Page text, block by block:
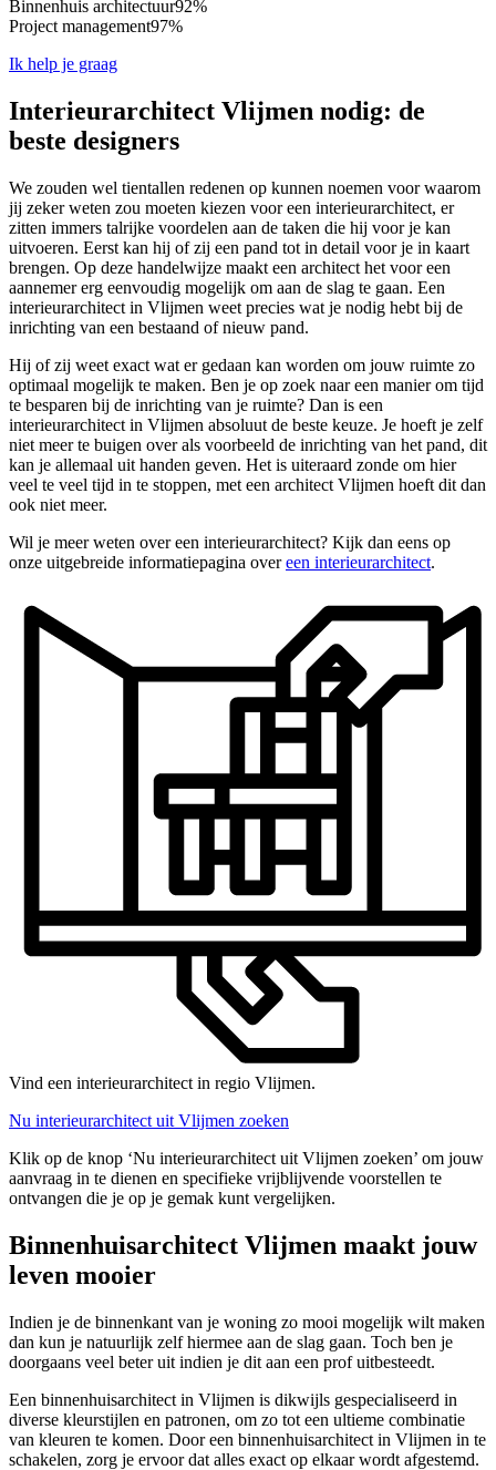
Binnenhuis architectuur92%
Project management97%
Ik help je graag
Interieurarchitect Vlijmen nodig: de
beste designers
We zouden wel tientallen redenen op kunnen noemen voor waarom
jij zeker weten zou moeten kiezen voor een interieurarchitect, er
zitten immers talrijke voordelen aan de taken die hij voor je kan
uitvoeren. Eerst kan hij of zij een pand tot in detail voor je in kaart
brengen. Op deze handelwijze maakt een architect het voor een
aannemer erg eenvoudig mogelijk om aan de slag te gaan. Een
interieurarchitect in Vlijmen weet precies wat je nodig hebt bij de
inrichting van een bestaand of nieuw pand.
Hij of zij weet exact wat er gedaan kan worden om jouw ruimte zo
optimaal mogelijk te maken. Ben je op zoek naar een manier om tijd
te besparen bij de inrichting van je ruimte? Dan is een
interieurarchitect in Vlijmen absoluut de beste keuze. Je hoeft je zelf
niet meer te buigen over als voorbeeld de inrichting van het pand, dit
kan je allemaal uit handen geven. Het is uiteraard zonde om hier
veel te veel tijd in te stoppen, met een architect Vlijmen hoeft dit dan
ook niet meer.
Wil je meer weten over een interieurarchitect? Kijk dan eens op
onze uitgebreide informatiepagina overeen interieurarchitect.
Vind een interieurarchitect in regio Vlijmen.
Nu interieurarchitect uit Vlijmen zoeken
Klik op de knop ‘Nu interieurarchitect uit Vlijmen zoeken’ om jouw
aanvraag in te dienen en specifieke vrijblijvende voorstellen te
ontvangen die je op je gemak kunt vergelijken.
Binnenhuisarchitect Vlijmen maakt jouw
leven mooier
Indien je de binnenkant van je woning zo mooi mogelijk wilt maken
dan kun je natuurlijk zelf hiermee aan de slag gaan. Toch ben je
doorgaans veel beter uit indien je dit aan een prof uitbesteedt.
Een binnenhuisarchitect in Vlijmen is dikwijls gespecialiseerd in
diverse kleurstijlen en patronen, om zo tot een ultieme combinatie
van kleuren te komen. Door een binnenhuisarchitect in Vlijmen in te
schakelen, zorg je ervoor dat alles exact op elkaar wordt afgestemd.